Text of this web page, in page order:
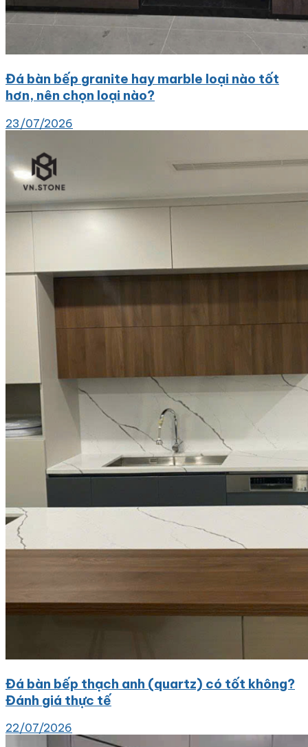
Đá bàn bếp granite hay marble loại nào tốt
hơn, nên chọn loại nào?
23/07/2026
Đá bàn bếp thạch anh (quartz) có tốt không?
Đánh giá thực tế
22/07/2026